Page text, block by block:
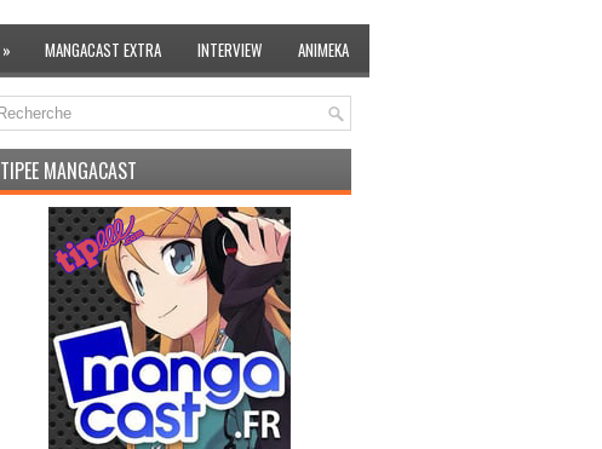
» MANGACAST EXTRA INTERVIEW ANIMEKA
TIPEE MANGACAST